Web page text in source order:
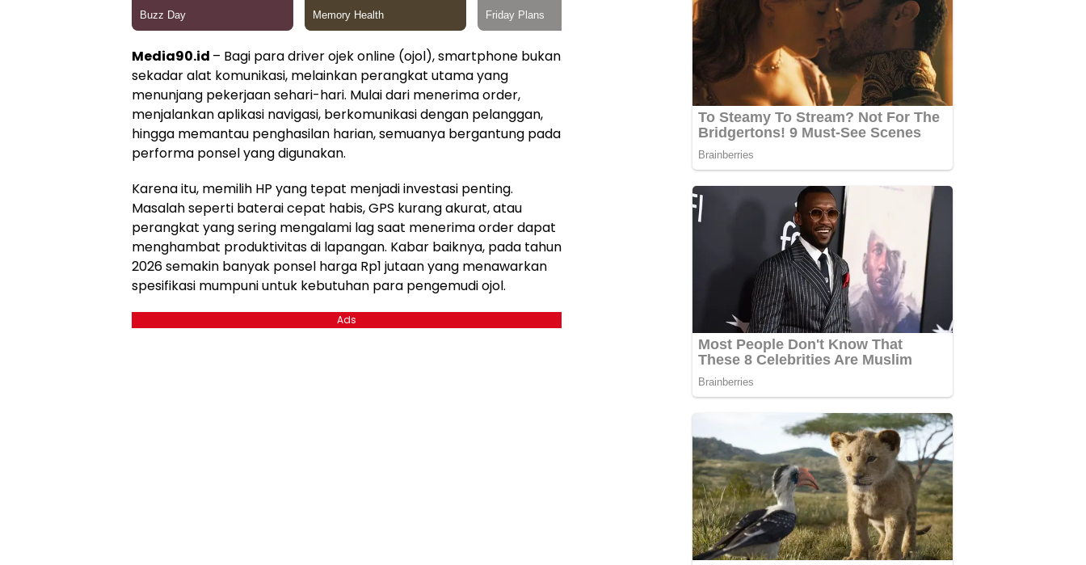
Media90.id – Bagi para driver ojek online (ojol), smartphone bukan
sekadar alat komunikasi, melainkan perangkat utama yang
menunjang pekerjaan sehari-hari. Mulai dari menerima order,
menjalankan aplikasi navigasi, berkomunikasi dengan pelanggan,
hingga memantau penghasilan harian, semuanya bergantung pada
performa ponsel yang digunakan.
Karena itu, memilih HP yang tepat menjadi investasi penting.
Masalah seperti baterai cepat habis, GPS kurang akurat, atau
perangkat yang sering mengalami lag saat menerima order dapat
menghambat produktivitas di lapangan. Kabar baiknya, pada tahun
2026 semakin banyak ponsel harga Rp1 jutaan yang menawarkan
spesifikasi mumpuni untuk kebutuhan para pengemudi ojol.
Ads